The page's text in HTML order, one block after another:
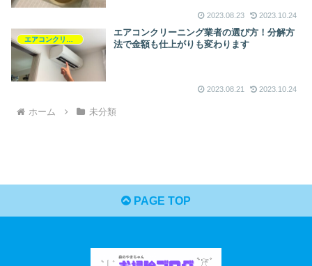
2023.08.23 2023.10.24
エアコンクリーニング業者の選び方！分解方
法で金額も仕上がりも変わります
2023.08.21 2023.10.24
ホーム 未分類
PAGE TOP